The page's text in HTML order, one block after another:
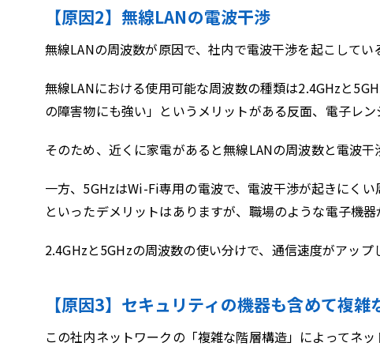
【原因2】無線LANの電波干渉
無線LANの周波数が原因で、社内で電波干渉を起こしてい
無線LANにおける使用可能な周波数の種類は2.4GHzと
の障害物にも強い」というメリットがある反面、電子レ
そのため、近くに家電があると無線LANの周波数と電波
一方、5GHzはWi-Fi専用の電波で、電波干渉が起きにく
といったデメリットはありますが、職場のような電子機
2.4GHzと5GHzの周波数の使い分けで、通信速度がアップ
【原因3】セキュリティの機器も含めて複
この社内ネットワークの「複雑な階層構造」によってネッ